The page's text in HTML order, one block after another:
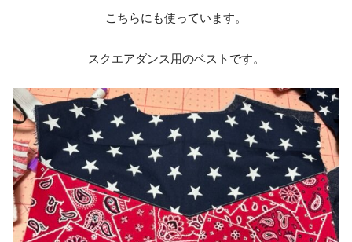
こちらにも使っています。
スクエアダンス用のベストです。